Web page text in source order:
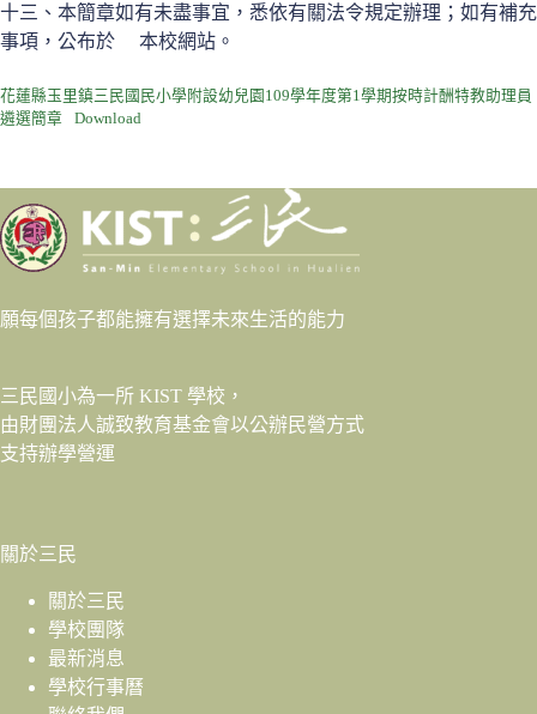
十三、本簡章如有未盡事宜，悉依有關法令規定辦理；如有補充
事項，公布於 本校網站。
花蓮縣玉里鎮三民國民小學附設幼兒園109學年度第1學期按時計酬特教助理員
遴選簡章
Download
願每個孩子都能擁有選擇未來生活的能力
三民國小為一所 KIST 學校，
由財團法人誠致教育基金會以公辦民營方式
支持辦學營運
關於三民
關於三民
學校團隊
最新消息
學校行事曆